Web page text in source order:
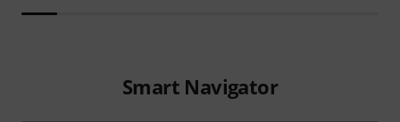
Smart Navigator